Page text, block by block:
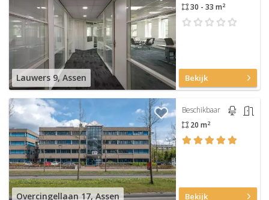
Lauwers 9, Assen
30 - 33 m2
Bekijk
Overcingellaan 17, Assen
Beschikbaar
20 m2
Bekijk